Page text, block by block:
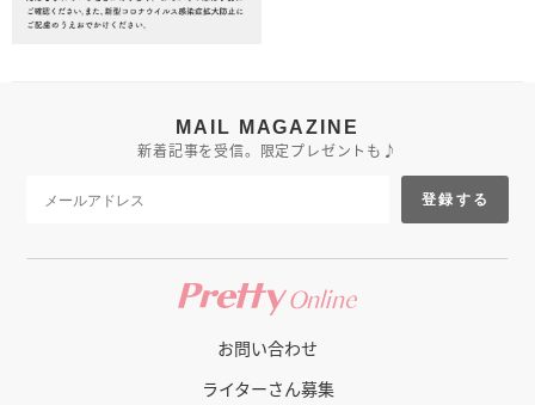
MAIL MAGAZINE
新着記事を受信。限定プレゼントも♪
登録する
お問い合わせ
ライターさん募集